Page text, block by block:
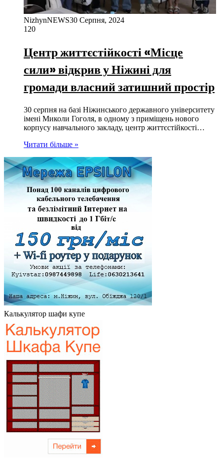
NizhynNEWS30 Серпня, 2024
120
Центр життєстійкості «Місце
сили» відкрив у Ніжині для
громади власний затишний простір
30 серпня на базі Ніжинського державного університету
імені Миколи Гоголя, в одному з приміщень нового
корпусу навчального закладу, центр життєстійкості…
Читати більше »
Калькулятор шафи купе